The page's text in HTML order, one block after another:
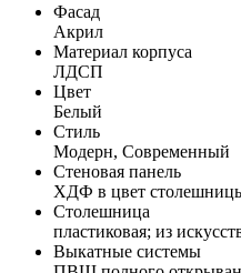
Фасад
Акрил
Материал корпуса
ЛДСП
Цвет
Белый
Стиль
Модерн, Современный
Стеновая панель
ХДФ в цвет
Столешница
пластиковая; из
Выкатные системы